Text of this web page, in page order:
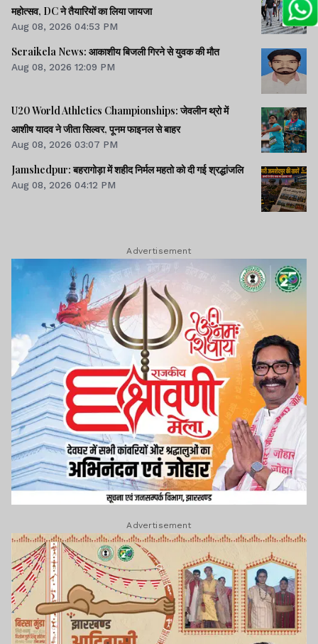
महोत्सव, DC ने तैयारियों का लिया जायजा
Aug 08, 2026 04:53 PM
Seraikela News: आकाशीय बिजली गिरने से युवक की मौत
Aug 08, 2026 12:09 PM
U20 World Athletics Championships: जेवलीन थ्रो में
आशीष यादव ने जीता सिल्वर, पूनम फाइनल से बाहर
Aug 08, 2026 03:07 PM
Jamshedpur: बहरागोड़ा में शहीद निर्मल महतो को दी गई श्रद्धांजलि
Aug 08, 2026 04:12 PM
Advertisement
Advertisement